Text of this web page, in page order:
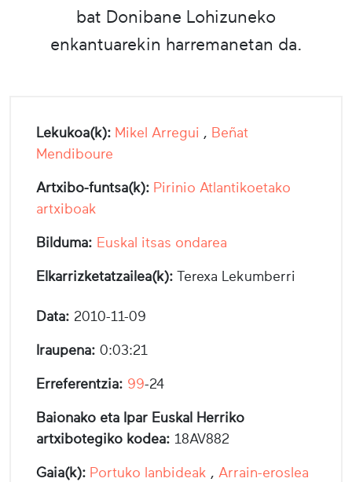
bat Donibane Lohizuneko
enkantuarekin harremanetan da.
Lekukoa(k): Mikel Arregui , Beñat
Mendiboure
Artxibo-funtsa(k): Pirinio Atlantikoetako
artxiboak
Bilduma: Euskal itsas ondarea
Elkarrizketatzailea(k): Terexa Lekumberri
Data: 2010-11-09
Iraupena: 0:03:21
Erreferentzia: 99-24
Baionako eta Ipar Euskal Herriko
artxibotegiko kodea: 18AV882
Gaia(k): Portuko lanbideak , Arrain-eroslea